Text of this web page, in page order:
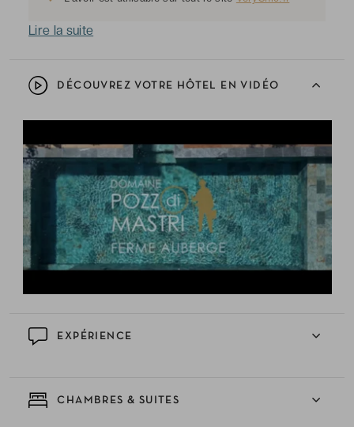
DÉCOUVREZ VOTRE HÔTEL EN VIDÉO
EXPÉRIENCE
CHAMBRES & SUITES
Lire la suite